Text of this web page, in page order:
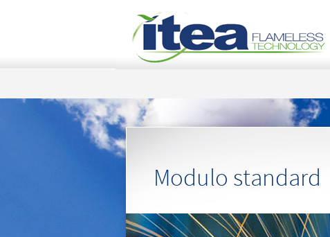
Modulo standard